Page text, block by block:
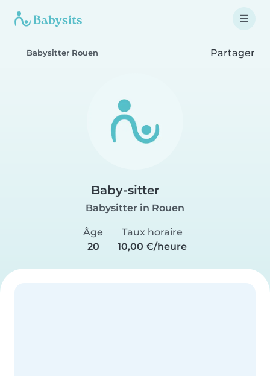
Babysitter Rouen Partager
Baby-sitter
Babysitter in Rouen
Âge
20
Taux horaire
10,00 €/heure